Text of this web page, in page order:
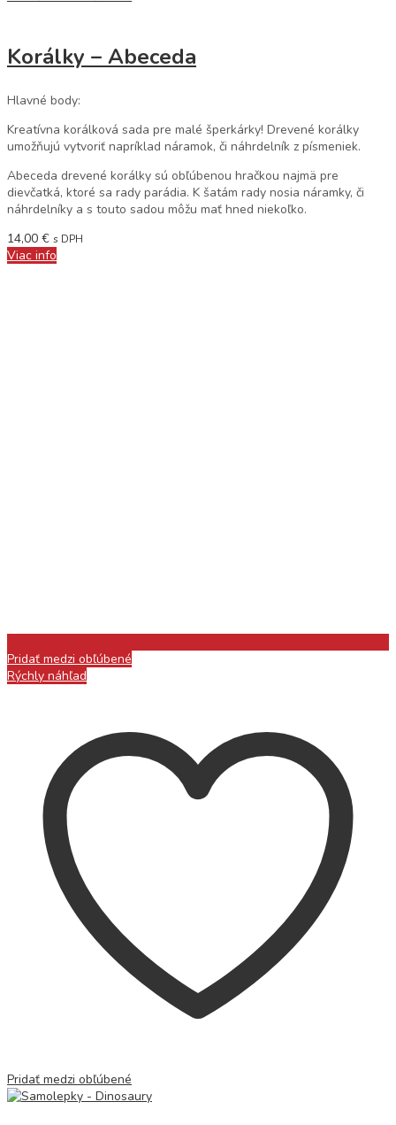
Korálky – Abeceda
Hlavné body:
Kreatívna korálková sada pre malé šperkárky! Drevené korálky
umožňujú vytvoriť napríklad náramok, či náhrdelník z písmeniek.
Abeceda drevené korálky sú obľúbenou hračkou najmä pre
dievčatká, ktoré sa rady parádia. K šatám rady nosia náramky, či
náhrdelníky a s touto sadou môžu mať hned niekoľko.
14,00 € s DPH
Viac info
Pridať medzi obľúbené
Rýchly náhľad
Pridať medzi obľúbené